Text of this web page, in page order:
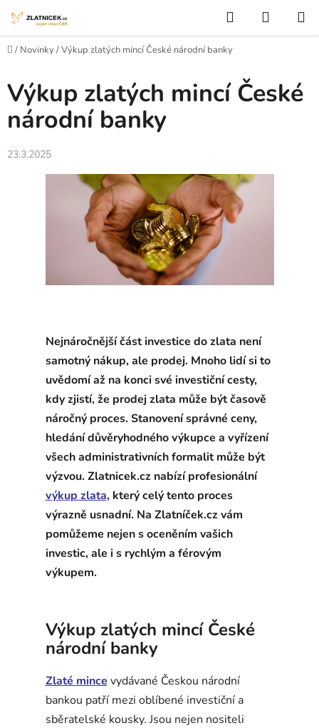
Hledat
Domů
/ Novinky/Výkup zlatých mincí České národní banky
Výkup zlatých mincí České
národní banky
23.3.2025
Nejnáročnější část investice do zlata není
samotný nákup, ale prodej. Mnoho lidí si to
uvědomí až na konci své investiční cesty,
kdy zjistí, že prodej zlata může být časově
náročný proces. Stanovení správné ceny,
hledání důvěryhodného výkupce a vyřízení
všech administrativních formalit může být
výzvou. Zlatnicek.cz nabízí profesionální
výkup zlata, který celý tento proces
výrazně usnadní. Na Zlatníček.cz vám
pomůžeme nejen s oceněním vašich
investic, ale i s rychlým a férovým
výkupem.
Výkup zlatých mincí České
národní banky
Zlaté mince vydávané Českou národní
bankou patří mezi oblíbené investiční a
sběratelské kousky. Jsou nejen nositeli